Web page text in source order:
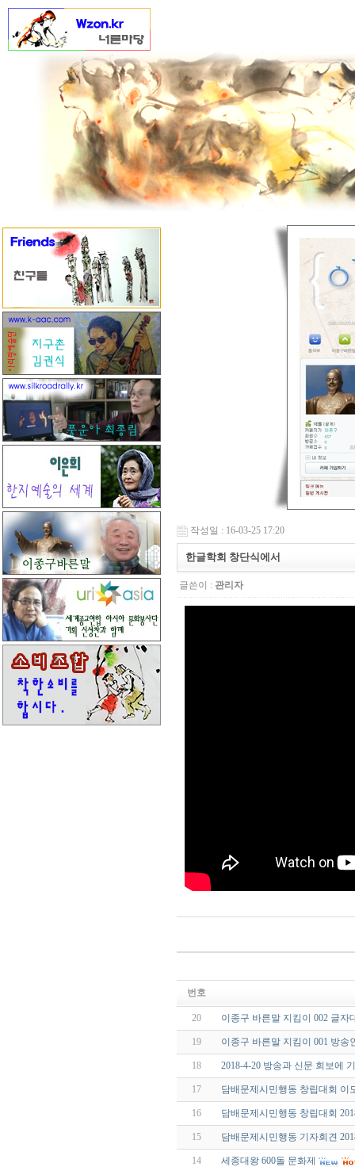
작성일 : 16-03-25 17:20
한글학회 창단식에서
글쓴이 : 관리자
번호
20 이종구 바른말 지킴이 002 글자
19 이종구 바른말 지킴이 001 방
18 2018-4-20 방송과 신문 회보에
17 담배문제시민행동 창립대회 이
16 담배문제시민행동 창립대회
15 담배문제시민행동 기자회견
14 세종대왕 600돌 문화제